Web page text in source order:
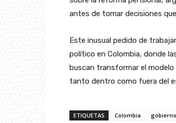
antes de tomar decisiones
Este inusual pedido de
político en Colombia, donde
buscan transformar el
tanto dentro como fuera del
ETIQUETAS Colombia gobierno